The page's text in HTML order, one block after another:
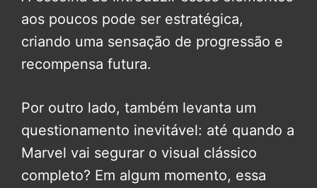
aos poucos pode ser estratégica,
criando uma sensação de progressão e
recompensa futura.
Por outro lado, também levanta um
questionamento inevitável: até quando a
Marvel vai segurar o visual clássico
completo? Em algum momento, essa